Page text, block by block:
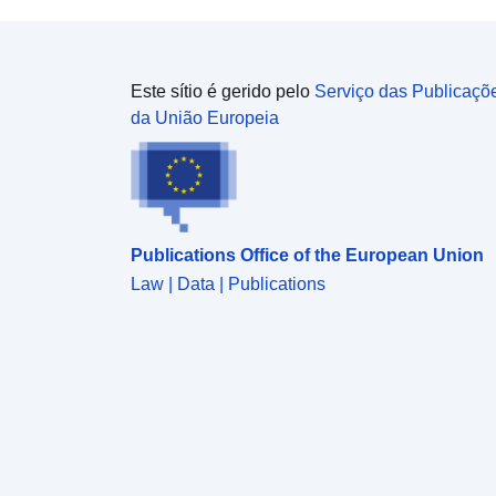
Este sítio é gerido pelo Serviço das
da União Europeia
Publications Office of the European Union
Law | Data | Publications